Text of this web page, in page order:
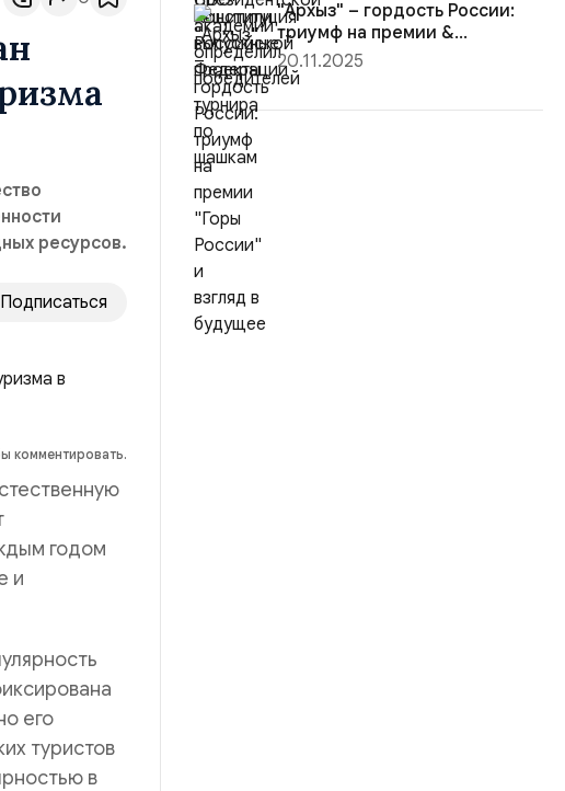
ресурсов.
Подписаться
комментировать.
годом
и
его
туристов
в
"Архыз" – гордость России:
триумф на премии &...
20.11.2025